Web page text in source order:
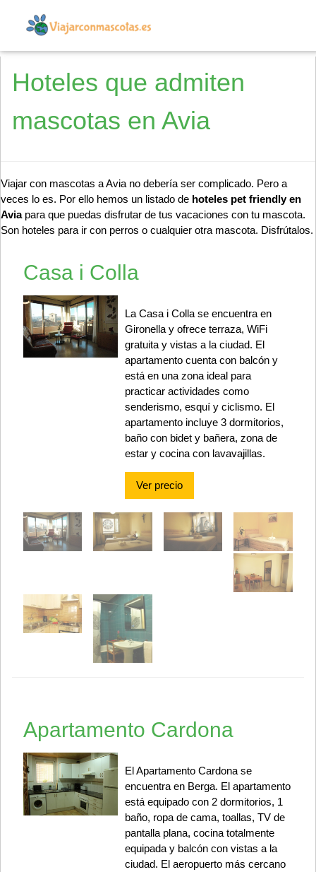
Hoteles que admiten
mascotas en Avia
Viajar con mascotas a Avia no debería ser complicado. Pero a
veces lo es. Por ello hemos un listado de hoteles pet friendly en
Aviapara que puedas disfrutar de tus vacaciones con tu mascota.
Son hoteles para ir con perros o cualquier otra mascota. Disfrútalos.
Casa i Colla
La Casa i Colla se encuentra en
Gironella y ofrece terraza, WiFi
gratuita y vistas a la ciudad. El
apartamento cuenta con balcón y
está en una zona ideal para
practicar actividades como
senderismo, esquí y ciclismo. El
apartamento incluye 3 dormitorios,
baño con bidet y bañera, zona de
estar y cocina con lavavajillas.
Ver precio
Apartamento Cardona
El Apartamento Cardona se
encuentra en Berga. El apartamento
está equipado con 2 dormitorios, 1
baño, ropa de cama, toallas, TV de
pantalla plana, cocina totalmente
equipada y balcón con vistas a la
ciudad. El aeropuerto más cercano